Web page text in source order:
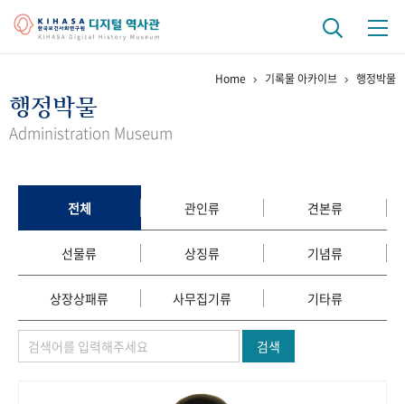
걸어온 길 기관 변천사
정책과 연구 키워드로 보는 연구 역사
연구자들
간행물 변천사
기록물 아카이브
사진 아카이브 문서 기록물 행정박물 영상 기록물
Home 기록물 아카이브 행정박물
행정박물
Administration Museum
전체 관인류 견본류
선물류 상징류 기념류
상장상패류 사무집기류 기타류
검색